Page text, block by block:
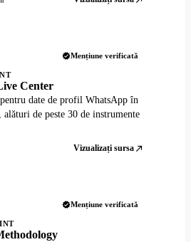
Mențiune verificată
Center
date de profil WhatsApp în
de peste 30 de instrumente
Vizualizați sursa
Mențiune verificată